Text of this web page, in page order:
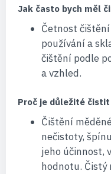
Jak často bych měl
Četnost
používání a
čištění podle
a vzhled.
Proč je důležité
Čištění
nečistoty,
jeho účinnost,
hodnotu. Čistý